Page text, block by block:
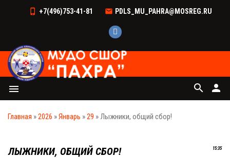
+7(496)753-41-81 PDLS_MU_PAHRA@MOSREG.RU
menu person
search
Главная »2026 »Январь »29 » Лыжники, общий сбор!
15:35
ЛЫЖНИКИ, ОБЩИЙ СБОР!